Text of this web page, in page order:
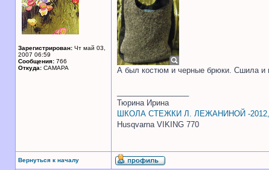
Зарегистрирован: Чт май 03,
2007 06:59
Сообщения: 766
Откуда: САМАРА А был костюм и черные брюки. Сшила и
Тюрина Ирина
ШКОЛА СТЕЖКИ Л. ЛЕЖАНИНОЙ -
Husqvarna VIKING 770
Вернуться к началу